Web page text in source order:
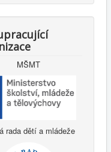
MŠMT
rada dětí a mládeže